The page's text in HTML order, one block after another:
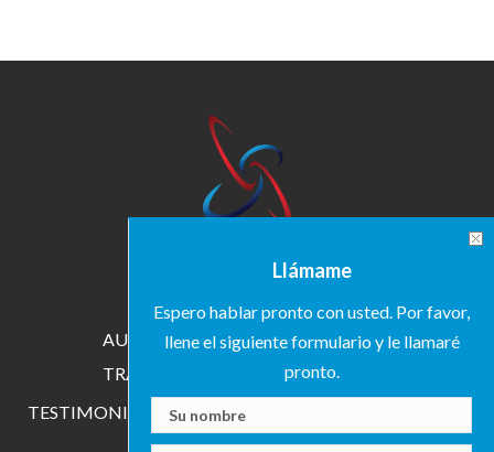
SOBRE KAREN
ESPECIALIDADES
AUTORA
CONFERENCISTA
TRAINER
INVESTIGADORA
TESTIMONIOS
MEDIA
Llámame
Espero hablar pronto con usted. Por favor,
llene el siguiente formulario y le llamaré
pronto.